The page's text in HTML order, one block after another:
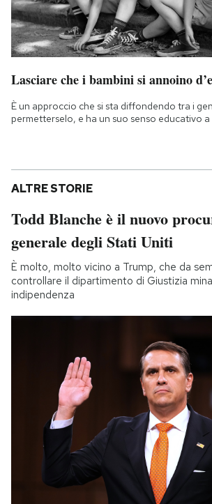
Lasciare che i bambini si annoino
È un approccio che si sta diffondendo tra i
permetterselo, e ha un suo senso educativo
ALTRE STORIE
Todd Blanche è il nuovo
generale degli Stati Uniti
È molto, molto vicino a Trump, che da
controllare il dipartimento di Giustizia
indipendenza